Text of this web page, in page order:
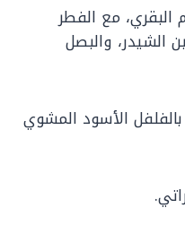
مع الفطر
الشيدر، والبصل
الأسود المشوي